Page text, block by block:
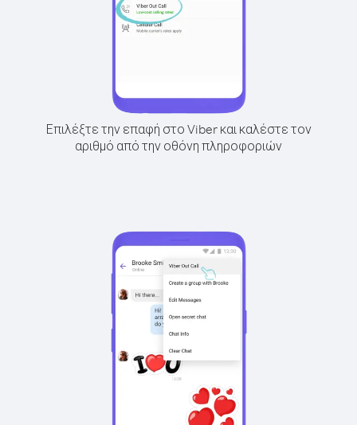
Επιλέξτε την επαφή στο Viber και καλέστε τον
αριθμό από την οθόνη πληροφοριών